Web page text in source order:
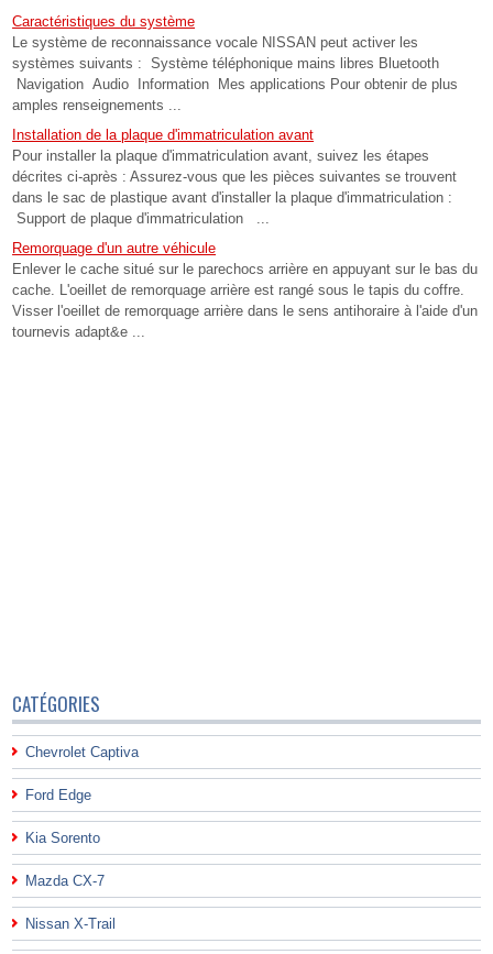
Caractéristiques du système
Le système de reconnaissance vocale NISSAN peut activer les
systèmes suivants : Système téléphonique mains libres Bluetooth
Navigation Audio Information Mes applications Pour obtenir de plus
amples renseignements ...
Installation de la plaque d'immatriculation avant
Pour installer la plaque d'immatriculation avant, suivez les étapes
décrites ci-après : Assurez-vous que les pièces suivantes se trouvent
dans le sac de plastique avant d'installer la plaque d'immatriculation :
Support de plaque d'immatriculation ...
Remorquage d'un autre véhicule
Enlever le cache situé sur le parechocs arrière en appuyant sur le bas du
cache. L'oeillet de remorquage arrière est rangé sous le tapis du coffre.
Visser l'oeillet de remorquage arrière dans le sens antihoraire à l'aide d'un
tournevis adapt&e ...
CATÉGORIES
Chevrolet Captiva
Ford Edge
Kia Sorento
Mazda CX-7
Nissan X-Trail